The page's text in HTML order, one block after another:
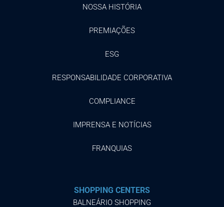
NOSSA HISTÓRIA
PREMIAÇÕES
ESG
RESPONSABILIDADE CORPORATIVA
COMPLIANCE
IMPRENSA E NOTÍCIAS
FRANQUIAS
SHOPPING CENTERS
BALNEÁRIO SHOPPING